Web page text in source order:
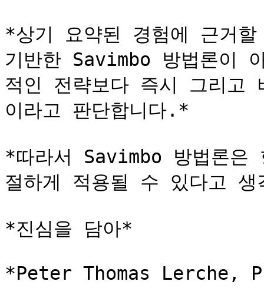
*상기 요약된 경험에 근거
기반한 Savimbo 방법론이
적인 전략보다 즉시 그리고
이라고 판단합니다.*
*따라서 Savimbo 방법론은
절하게 적용될 수 있다고 생
*진심을 담아*
*Peter Thomas Lerche,